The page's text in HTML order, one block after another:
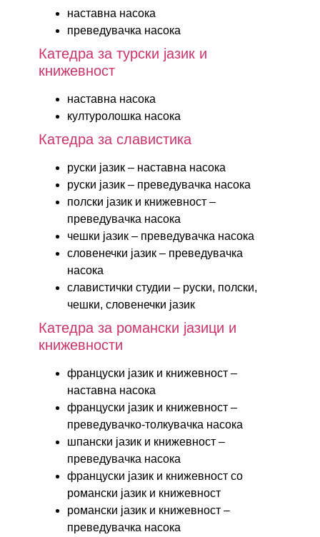
наставна насока
преведувачка насока
Катедра за турски јазик и
книжевност
наставна насока
културолошка насока
Катедра за славистика
руски јазик – наставна насока
руски јазик – преведувачка насока
полски јазик и книжевност –
преведувачка насока
чешки јазик – преведувачка насока
словенечки јазик – преведувачка
насока
славистички студии – руски, полски,
чешки, словенечки јазик
Катедра за романски јазици и
книжевности
француски јазик и книжевност –
наставна насока
француски јазик и книжевност –
преведувачко-толкувачка насока
шпански јазик и книжевност –
преведувачка насока
француски јазик и книжевност со
романски јазик и книжевност
романски јазик и книжевност –
преведувачка насока